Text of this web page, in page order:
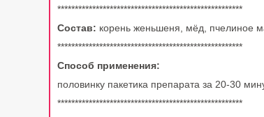
*****************************************************
Состав: корень женьшеня, мёд, пчелиное
*****************************************************
Способ применения:
половинку пакетика препарата за 20-30
*****************************************************